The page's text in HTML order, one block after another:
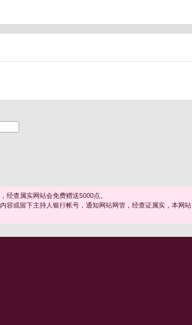
经查属实网站会免费赠送5000点。
容或留下主持人银行帐号，通知网站网管，经查证属实，本网站